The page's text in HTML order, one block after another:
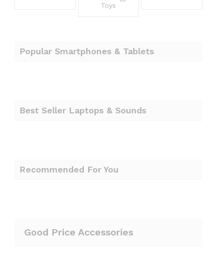
Toys
Popular Smartphones & Tablets
Best Seller Laptops & Sounds
Recommended For You
Good Price Accessories